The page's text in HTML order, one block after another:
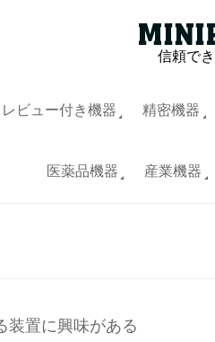
信頼で
レビュー付き機器 精密機器
医薬品機器 産業機器
装置に興味がある